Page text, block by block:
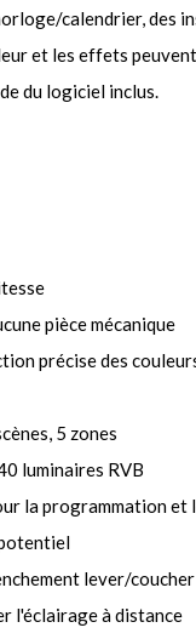
calendrier, des
et les effets
du logiciel inclus.
pièce mécanique
précise des
5 zones
luminaires RVB
la programmation et
lever/
l'éclairage à distance